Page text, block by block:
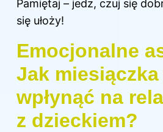
Pamiętaj – jedz, czuj się
się ułoży!
Emocjonalne
Jak miesiączka
wpłynąć na
z dzieckiem?